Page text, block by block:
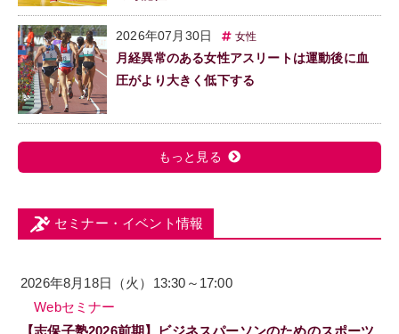
2026年07月30日 女性
月経異常のある女性アスリートは運動後に血
圧がより大きく低下する
もっと見る
セミナー・イベント情報
2026年8月18日（火）13:30～17:00
Webセミナー
【志保子塾2026前期】ビジネスパーソンのためのスポーツ